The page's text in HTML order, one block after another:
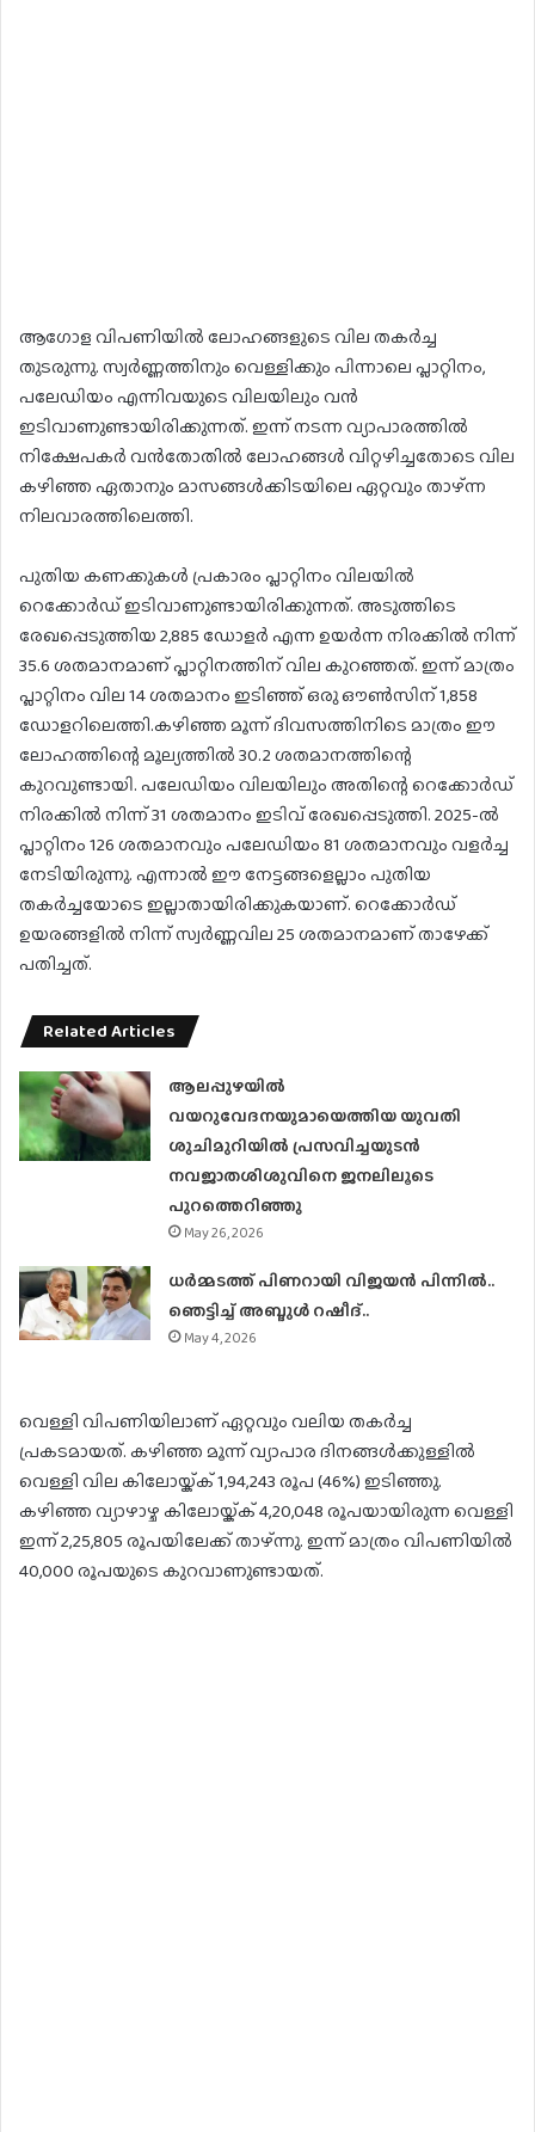
ആഗോള വിപണിയില്‍ ലോഹങ്ങളുടെ വില തകര്‍ച്ച
തുടരുന്നു. സ്വര്‍ണ്ണത്തിനും വെള്ളിക്കും പിന്നാലെ പ്ലാറ്റിനം,
പലേഡിയം എന്നിവയുടെ വിലയിലും വന്‍
ഇടിവാണുണ്ടായിരിക്കുന്നത്. ഇന്ന് നടന്ന വ്യാപാരത്തില്‍
നിക്ഷേപകര്‍ വന്‍തോതില്‍ ലോഹങ്ങള്‍ വിറ്റഴിച്ചതോടെ വില
കഴിഞ്ഞ ഏതാനും മാസങ്ങള്‍ക്കിടയിലെ ഏറ്റവും താഴ്ന്ന
നിലവാരത്തിലെത്തി.
പുതിയ കണക്കുകള്‍ പ്രകാരം പ്ലാറ്റിനം വിലയില്‍
റെക്കോര്‍ഡ് ഇടിവാണുണ്ടായിരിക്കുന്നത്. അടുത്തിടെ
രേഖപ്പെടുത്തിയ 2,885 ഡോളര്‍ എന്ന ഉയര്‍ന്ന നിരക്കില്‍ നിന്ന്
35.6 ശതമാനമാണ് പ്ലാറ്റിനത്തിന് വില കുറഞ്ഞത്. ഇന്ന് മാത്രം
പ്ലാറ്റിനം വില 14 ശതമാനം ഇടിഞ്ഞ് ഒരു ഔണ്‍സിന് 1,858
ഡോളറിലെത്തി.കഴിഞ്ഞ മൂന്ന് ദിവസത്തിനിടെ മാത്രം ഈ
ലോഹത്തിന്റെ മൂല്യത്തില്‍ 30.2 ശതമാനത്തിന്റെ
കുറവുണ്ടായി. പലേഡിയം വിലയിലും അതിന്റെ റെക്കോര്‍ഡ്
നിരക്കില്‍ നിന്ന് 31 ശതമാനം ഇടിവ് രേഖപ്പെടുത്തി. 2025-ല്‍
പ്ലാറ്റിനം 126 ശതമാനവും പലേഡിയം 81 ശതമാനവും വളര്‍ച്ച
നേടിയിരുന്നു. എന്നാല്‍ ഈ നേട്ടങ്ങളെല്ലാം പുതിയ
തകര്‍ച്ചയോടെ ഇല്ലാതായിരിക്കുകയാണ്. റെക്കോര്‍ഡ്
ഉയരങ്ങളില്‍ നിന്ന് സ്വര്‍ണ്ണവില 25 ശതമാനമാണ് താഴേക്ക്
പതിച്ചത്.
Related Articles
ആലപ്പുഴയിൽ
വയറുവേദനയുമായെത്തിയ യുവതി
ശുചിമുറിയിൽ പ്രസവിച്ചയുടൻ
നവജാതശിശുവിനെ ജനലിലൂടെ
പുറത്തെറിഞ്ഞു
May 26, 2026
ധര്‍മ്മടത്ത് പിണറായി വിജയന്‍ പിന്നില്‍..
ഞെട്ടിച്ച് അബ്ദുൾ റഷീദ്..
May 4, 2026
വെള്ളി വിപണിയിലാണ് ഏറ്റവും വലിയ തകര്‍ച്ച
പ്രകടമായത്. കഴിഞ്ഞ മൂന്ന് വ്യാപാര ദിനങ്ങള്‍ക്കുള്ളില്‍
വെള്ളി വില കിലോയ്ക്ക് 1,94,243 രൂപ (46%) ഇടിഞ്ഞു.
കഴിഞ്ഞ വ്യാഴാഴ്ച കിലോയ്ക്ക് 4,20,048 രൂപയായിരുന്ന വെള്ളി
ഇന്ന് 2,25,805 രൂപയിലേക്ക് താഴ്ന്നു. ഇന്ന് മാത്രം വിപണിയില്‍
40,000 രൂപയുടെ കുറവാണുണ്ടായത്.